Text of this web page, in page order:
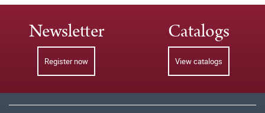
Newsletter
Register now
Catalogs
View catalogs